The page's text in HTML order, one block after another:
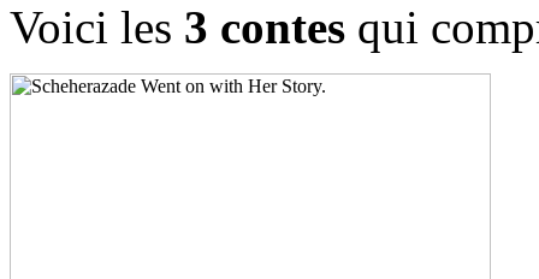
Voici les 3 contes qui